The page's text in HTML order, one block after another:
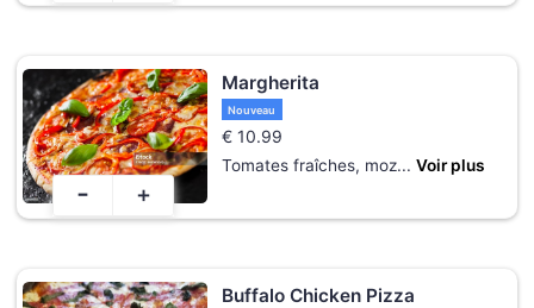
Margherita
Nouveau
€ 10.99
Tomates fraîches, moz... Voir plus
- +
Buffalo Chicken Pizza